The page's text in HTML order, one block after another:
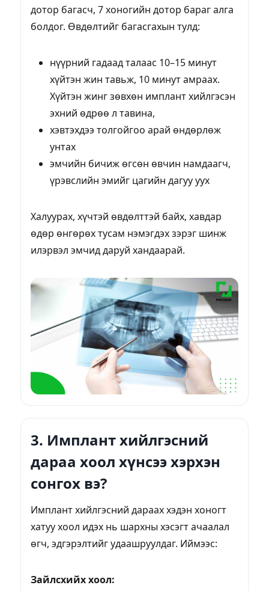
дотор багасч, 7 хоногийн дотор бараг алга
болдог. Өвдөлтийг багасгахын тулд:
нүүрний гадаад талаас 10–15 минут
хүйтэн жин тавьж, 10 минут амраах.
Хүйтэн жинг зөвхөн имплант хийлгэсэн
эхний өдрөө л тавина,
хэвтэхдээ толгойгоо арай өндөрлөж
унтах
эмчийн бичиж өгсөн өвчин намдаагч,
үрэвслийн эмийг цагийн дагуу уух
Халуурах, хүчтэй өвдөлттэй байх, хавдар
өдөр өнгөрөх тусам нэмэгдэх зэрэг шинж
илэрвэл эмчид даруй хандаарай.
3. Имплант хийлгэсний
дараа хоол хүнсээ хэрхэн
сонгох вэ?
Имплант хийлгэсний дараах хэдэн хоногт
хатуу хоол идэх нь шархны хэсэгт ачаалал
өгч, эдгэрэлтийг удаашруулдаг. Иймээс:
Зайлсхийх хоол: